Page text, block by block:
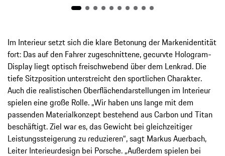
Im Interieur setzt sich die klare Betonung der Markenidentität
fort: Das auf den Fahrer zugeschnittene, gecurvte Hologram-
Display liegt optisch freischwebend über dem Lenkrad. Die
tiefe Sitzposition unterstreicht den sportlichen Charakter.
Auch die realistischen Oberflächendarstellungen im Interieur
spielen eine große Rolle. „Wir haben uns lange mit dem
passenden Materialkonzept bestehend aus Carbon und Titan
beschäftigt. Ziel war es, das Gewicht bei gleichzeitiger
Leistungssteigerung zu reduzieren“, sagt Markus Auerbach,
Leiter Interieurdesign bei Porsche. „Außerdem spielen bei